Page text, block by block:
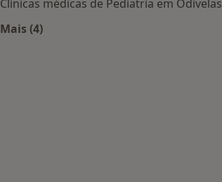
Clínicas médicas de Pediatria em Odivelas
Mais (4)